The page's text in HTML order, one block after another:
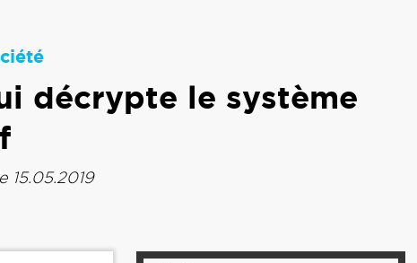
décrypte le système
15.05.2019